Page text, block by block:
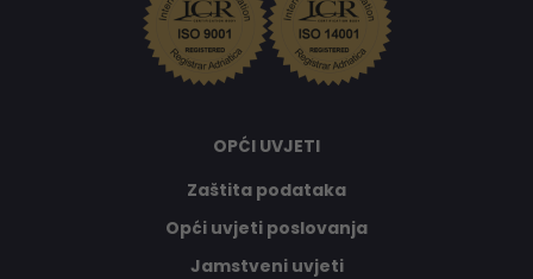
OPĆI UVJETI
Zaštita podataka
Opći uvjeti poslovanja
Jamstveni uvjeti